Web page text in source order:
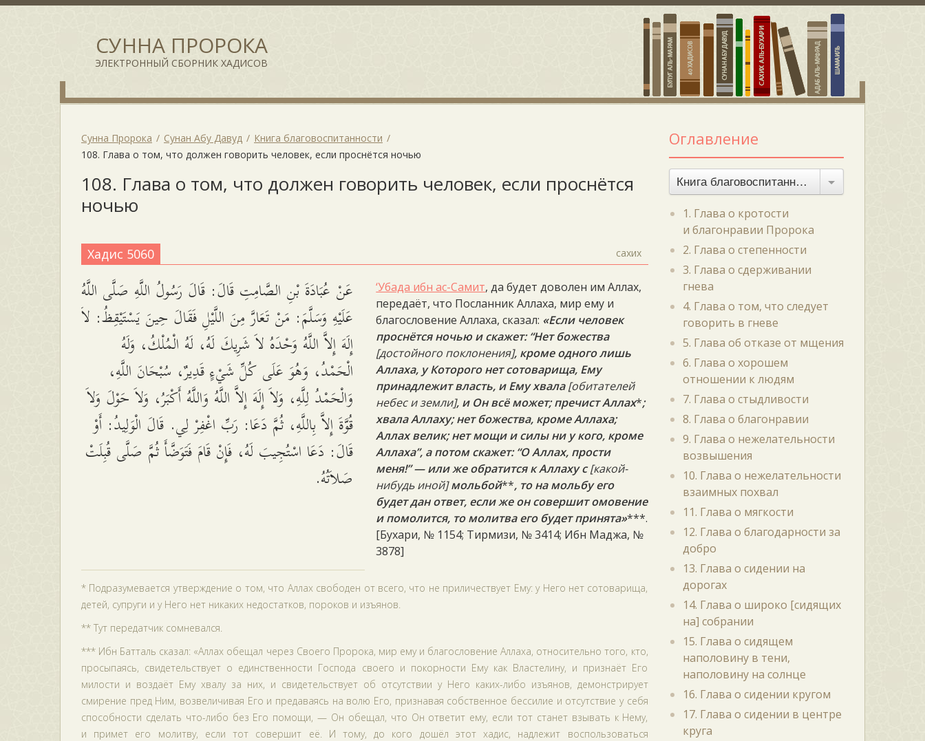
СУННА ПРОРОКА
ЭЛЕКТРОННЫЙ СБОРНИК ХАДИСОВ
Сунна Пророка Сунан Абу Давуд
Книга благовоспитанности
108. Глава о том, что должен говорить человек, если проснётся ночью
108. Глава о том, что должен говорить человек, если проснётся
ночью
Хадис 5060 сахих
عَنْ عُبَادَةَ بْنِ الصَّامِتِ قَالَ: قَالَ رَسُولُ اللَّهِ صَلَّى اللَّهُ
عَلَيْهِ وَسَلَّمَ: مَنْ تَعَارَّ مِنَ اللَّيْلِ فَقَالَ حِينَ يَسْتَيْقِظُ: لاَ
إِلَهَ إِلاَّ اللَّهُ وَحْدَهُ لاَ شَرِيكَ لَهُ، لَهُ الْمُلْكُ، وَلَهُ
الْحَمْدُ، وَهُوَ عَلَى كُلِّ شَيْءٍ قَدِيرٌ، سُبْحَانَ اللَّهِ،
وَالْحَمْدُ لِلَّهِ، وَلاَ إِلَهَ إِلاَّ اللَّهُ وَاللَّهُ أَكْبَرُ، وَلاَ حَوْلَ وَلاَ
قُوَّةَ إِلاَّ بِاللَّهِ، ثُمَّ دَعَا: رَبِّ اغْفِرْ لِي. قَالَ الْوَلِيدُ: أَوْ
قَالَ: دَعَا اسْتُجِيبَ لَهُ، فَإِنْ قَامَ فَتَوَضَّأَ ثُمَّ صَلَّى قُبِلَتْ
صَلاَتُهُ.
‘Убада ибн ас-Самит, да будет доволен им Аллах,
передаёт, что Посланник Аллаха, мир ему и
благословение Аллаха, сказал: «Если человек
проснётся ночью и скажет: “Нет божества
[достойного поклонения], кроме одного лишь
Аллаха, у Которого нет сотоварища, Ему
принадлежит власть, и Ему хвала[обитателей
небес и земли], и Он всё может; пречист Аллах*;
хвала Аллаху; нет божества, кроме Аллаха;
Аллах велик; нет мощи и силы ни у кого, кроме
Аллаха”, а потом скажет: “О Аллах, прости
меня!” — или же обратится к Аллаху с[какой-
нибудь иной]мольбой**, то на мольбу его
будет дан ответ, если же он совершит омовение
и помолится, то молитва его будет принята»***.
[Бухари, № 1154; Тирмизи, № 3414; Ибн Маджа, №
3878]
* Подразумевается утверждение о том, что Аллах свободен от всего, что не приличествует Ему: у Него нет сотоварища,
детей, супруги и у Него нет никаких недостатков, пороков и изъянов.
** Тут передатчик сомневался.
*** Ибн Батталь сказал: «Аллах обещал через Своего Пророка, мир ему и благословение Аллаха, относительно того, кто,
просыпаясь, свидетельствует о единственности Господа своего и покорности Ему как Властелину, и признаёт Его
милости и воздаёт Ему хвалу за них, и свидетельствует об отсутствии у Него каких-либо изъянов, демонстрирует
смирение пред Ним, возвеличивая Его и предаваясь на волю Его, признавая собственное бессилие и отсутствие у себя
способности сделать что-либо без Его помощи, — Он обещал, что Он ответит ему, если тот станет взывать к Нему,
и примет его молитву, если тот совершит её. И тому, до кого дошёл этот хадис, надлежит воспользоваться
Оглавление
Книга благовоспитанности
1. Глава о кротости
и благонравии Пророка
2. Глава о степенности
3. Глава о сдерживании
гнева
4. Глава о том, что следует
говорить в гневе
5. Глава об отказе от мщения
6. Глава о хорошем
отношении к людям
7. Глава о стыдливости
8. Глава о благонравии
9. Глава о нежелательности
возвышения
10. Глава о нежелательности
взаимных похвал
11. Глава о мягкости
12. Глава о благодарности за
добро
13. Глава о сидении на
дорогах
14. Глава о широко [сидящих
на] собрании
15. Глава о сидящем
наполовину в тени,
наполовину на солнце
16. Глава о сидении кругом
17. Глава о сидении в центре
круга